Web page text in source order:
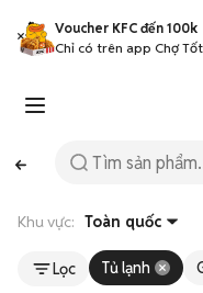
Voucher KFC đến 100k
Chỉ có trên app Chợ Tốt
Khu vực: Toàn quốc
Lọc Tủ lạnh